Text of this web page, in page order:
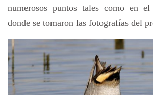
numerosos puntos tales como en
donde se tomaron las fotografías del